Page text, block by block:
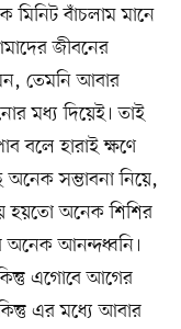
বাঁচলাম মানে
জীবনের
তেমনি আবার
মধ্য দিয়েই। তাই
বলে হারাই ক্ষণে
সম্ভাবনা নিয়ে,
হয়তো অনেক শিশির
আনন্দধ্বনি।
এগোবে আগের
এর মধ্যে আবার